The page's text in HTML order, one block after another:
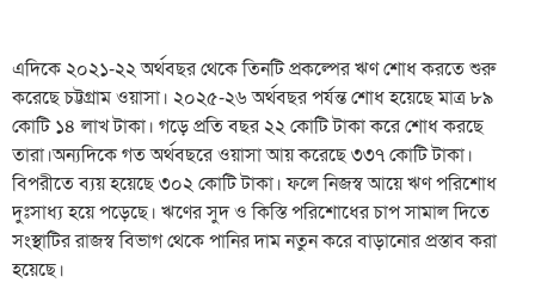
এদিকে ২০২১-২২ অর্থবছর থেকে তিনটি প্রকল্পের ঋণ শোধ করতে শুরু
করেছে চট্টগ্রাম ওয়াসা। ২০২৫-২৬ অর্থবছর পর্যন্ত শোধ হয়েছে মাত্র ৮৯
কোটি ১৪ লাখ টাকা। গড়ে প্রতি বছর ২২ কোটি টাকা করে শোধ করছে
তারা।অন্যদিকে গত অর্থবছরে ওয়াসা আয় করেছে ৩৩৭ কোটি টাকা।
বিপরীতে ব্যয় হয়েছে ৩০২ কোটি টাকা। ফলে নিজস্ব আয়ে ঋণ পরিশোধ
দুঃসাধ্য হয়ে পড়েছে। ঋণের সুদ ও কিস্তি পরিশোধের চাপ সামাল দিতে
সংস্থাটির রাজস্ব বিভাগ থেকে পানির দাম নতুন করে বাড়ানোর প্রস্তাব করা
হয়েছে।